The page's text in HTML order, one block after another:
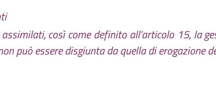
così come definito all'articolo 15, la
può essere disgiunta da quella di erogazione